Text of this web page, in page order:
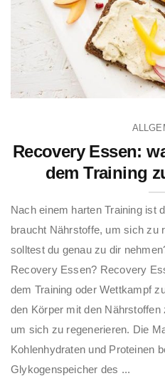
Recovery Essen:
dem Training
Nach einem harten Training ist
braucht Nährstoffe, um sich zu
solltest du genau zu dir
Recovery Essen? Recovery
dem Training oder Wettkampf
den Körper mit den
um sich zu regenerieren. Die
Kohlenhydraten und Proteinen
Glykogenspeicher des ...